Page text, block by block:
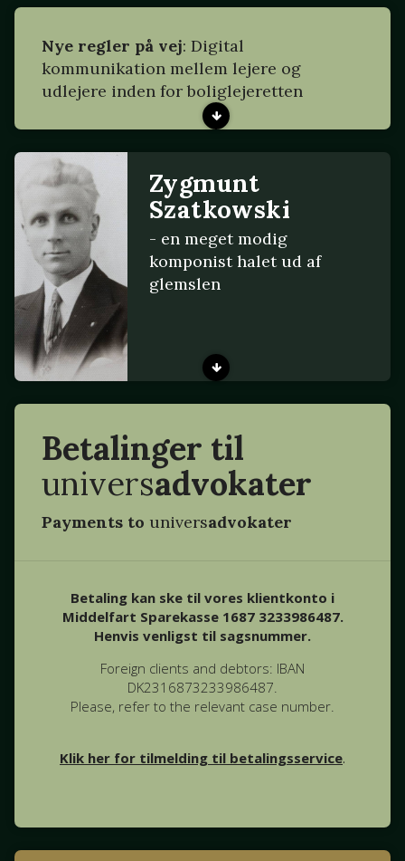
Nye regler på vej: Digital
kommunikation mellem lejere og
udlejere inden for boliglejeretten
Zygmunt
Szatkowski
- en meget modig
komponist halet ud af
glemslen
Betalinger til
universadvokater
Payments to universadvokater
Betaling kan ske til vores klientkonto i
Middelfart Sparekasse 1687 3233986487.
Henvis venligst til sagsnummer.
Foreign clients and debtors: IBAN
DK2316873233986487.
Please, refer to the relevant case number.
Klik her for tilmelding til betalingsservice.